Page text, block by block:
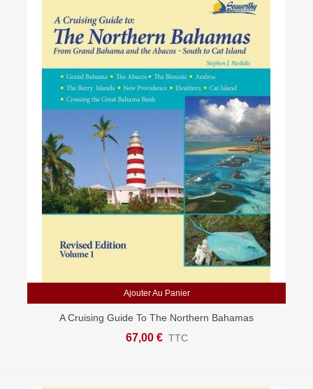
Ajouter Au Panier
A Cruising Guide To The Northern Bahamas
67,00 € TTC